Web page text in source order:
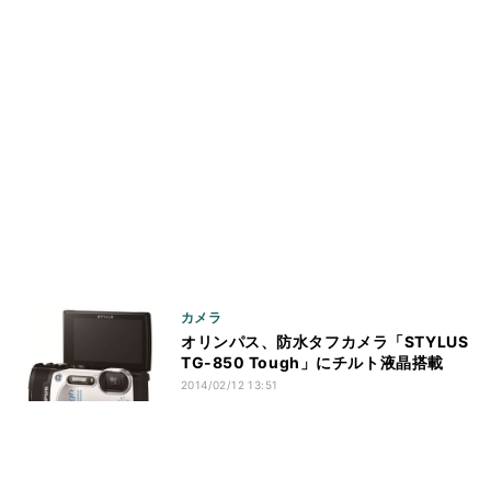
カメラ
オリンパス、防水タフカメラ「STYLUS
TG-850 Tough」にチルト液晶搭載
2014/02/12 13:51